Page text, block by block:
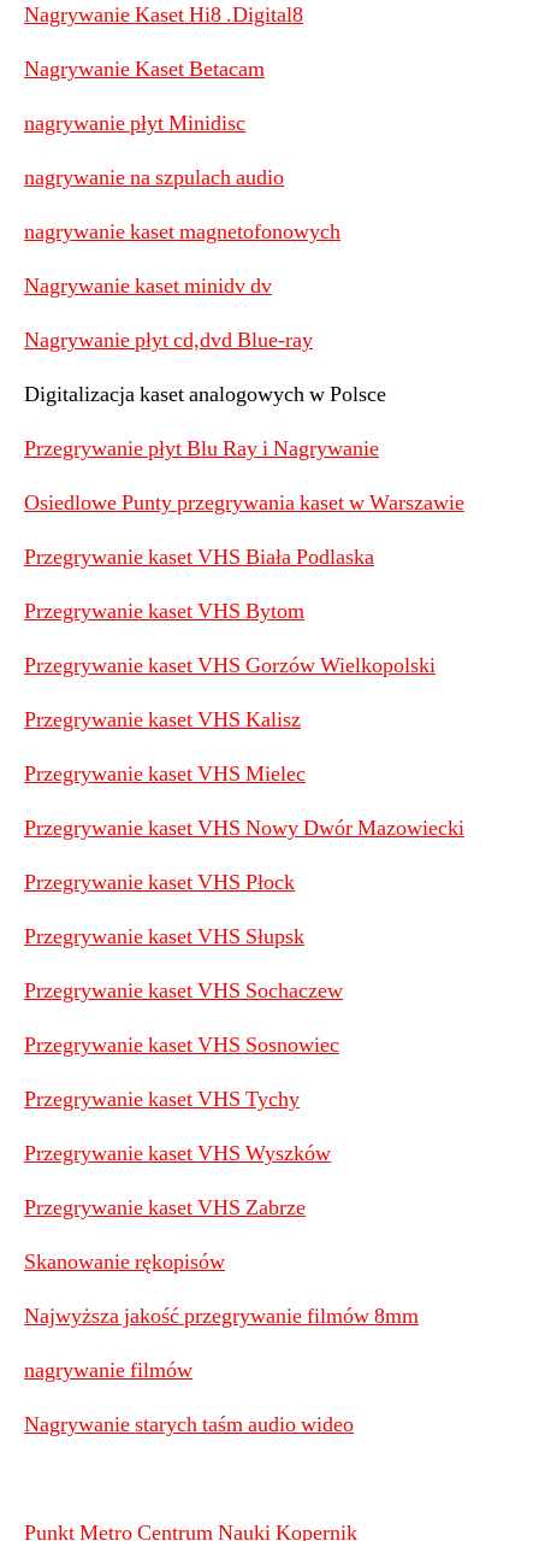
Nagrywanie Kaset Hi8 .Digital8
Nagrywanie Kaset Betacam
nagrywanie płyt Minidisc
nagrywanie na szpulach audio
nagrywanie kaset magnetofonowych
Nagrywanie kaset minidv dv
Nagrywanie płyt cd,dvd Blue-ray
Digitalizacja kaset analogowych w Polsce
Przegrywanie płyt Blu Ray i Nagrywanie
Osiedlowe Punty przegrywania kaset w Warszawie
Przegrywanie kaset VHS Biała Podlaska
Przegrywanie kaset VHS Bytom
Przegrywanie kaset VHS Gorzów Wielkopolski
Przegrywanie kaset VHS Kalisz
Przegrywanie kaset VHS Mielec
Przegrywanie kaset VHS Nowy Dwór Mazowiecki
Przegrywanie kaset VHS Płock
Przegrywanie kaset VHS Słupsk
Przegrywanie kaset VHS Sochaczew
Przegrywanie kaset VHS Sosnowiec
Przegrywanie kaset VHS Tychy
Przegrywanie kaset VHS Wyszków
Przegrywanie kaset VHS Zabrze
Skanowanie rękopisów
Najwyższa jakość przegrywanie filmów 8mm
nagrywanie filmów
Nagrywanie starych taśm audio wideo
Punkt Metro Centrum Nauki Kopernik